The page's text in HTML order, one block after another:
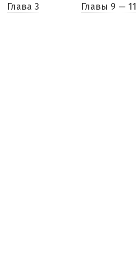
Глава 3 Главы 9 — 11